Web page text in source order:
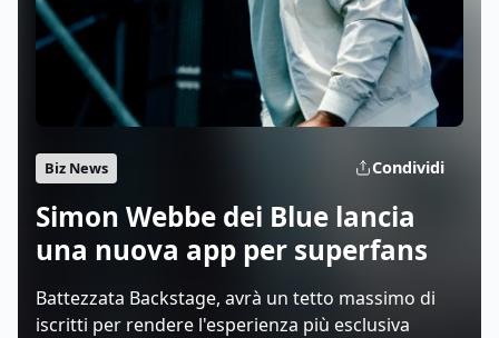
Biz News Condividi
Simon Webbe dei Blue lancia
una nuova app per superfans
Battezzata Backstage, avrà un tetto massimo di
iscritti per rendere l'esperienza più esclusiva